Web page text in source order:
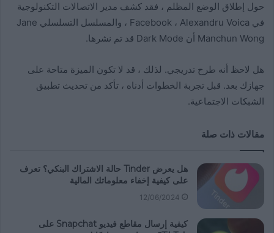
حول إطلاق الوضع المظلم ، فقد كشف مدير الاتصالات التكنولوجية
في Facebook ، Alexandru Voica ، والمسلسل التسلسلي Jane
Manchun Wong أن Dark Mode قد تم نشرها.
هل لاحظ أنه طرح تدريجي. لذلك ، قد لا تكون الميزة متاحة على
جهازك بعد. قبل تجربة الخطوات أدناه ، تأكد من تحديث تطبيق
الشبكات الاجتماعية.
مقالات ذات صلة
هل يعرض Tinder حالة الاشتراك البنكي؟ تعرف
على كيفية إخفاء معلوماتك المالية
12/06/2024
كيفية إرسال مقاطع فيديو Snapchat على